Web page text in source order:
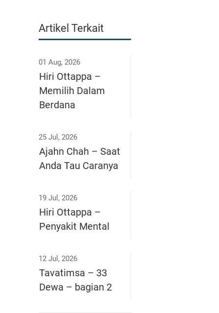
Artikel Terkait
01 Aug, 2026
Hiri Ottappa –
Memilih Dalam
Berdana
25 Jul, 2026
Ajahn Chah – Saat
Anda Tau Caranya
19 Jul, 2026
Hiri Ottappa –
Penyakit Mental
12 Jul, 2026
Tavatimsa – 33
Dewa – bagian 2